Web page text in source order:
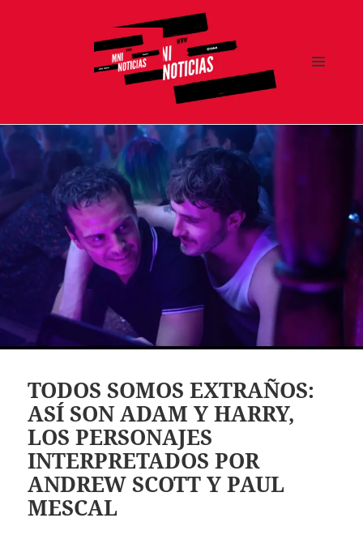
TODOS SOMOS EXTRAÑOS:
ASÍ SON ADAM Y HARRY,
LOS PERSONAJES
INTERPRETADOS POR
ANDREW SCOTT Y PAUL
MESCAL